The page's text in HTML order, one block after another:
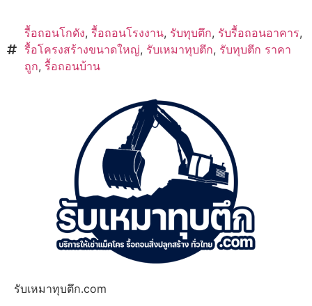
รื้อถอนโกดัง, รื้อถอนโรงงาน, รับทุบตึก, รับรื้อถอนอาคาร,
รื้อโครงสร้างขนาดใหญ่, รับเหมาทุบตึก, รับทุบตึก ราคา
ถูก, รื้อถอนบ้าน
รับเหมาทุบตึก.com